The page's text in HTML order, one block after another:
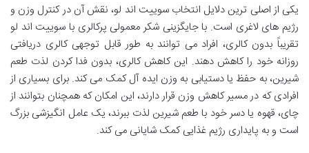
یکی از اصلی ترین دلایل انتخاب سوییت اند لو، نقش آن در کنترل وزن و
رژیم های لاغری است. با جایگزینی شکر معمولی پرکالری با سوییت اند لو
تقریباً بدون کالری، افراد می توانند به طور قابل توجهی کالری دریافتی
روزانه خود را کاهش دهند. این کاهش کالری، بدون فدا کردن لذت طعم
شیرین، به حفظ یا دستیابی به وزن ایده آل کمک می کند. برای بسیاری از
افرادی که در مسیر کاهش وزن قرار دارند، این امکان که همچنان بتوانند از
چای، قهوه یا دسر خود با طعم شیرین لذت ببرند، یک عامل انگیزشی بزرگ
است و به پایداری رژیم غذایی کمک شایانی می کند.